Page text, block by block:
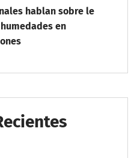
hablan sobre le
en